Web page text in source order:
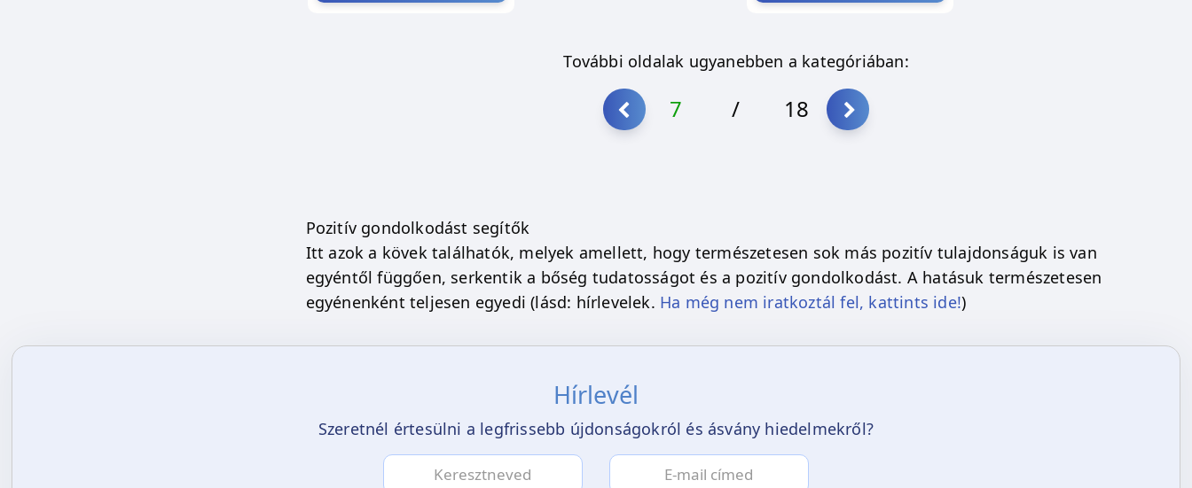
További oldalak ugyanebben a kategóriában:
7 / 18
Pozitív gondolkodást segítők
Itt azok a kövek találhatók, melyek amellett, hogy természetesen sok más pozitív tulajdonságuk is van
egyéntől függően, serkentik a bőség tudatosságot és a pozitív gondolkodást. A hatásuk természetesen
egyénenként teljesen egyedi (lásd: hírlevelek. Ha még nem iratkoztál fel, kattints ide!)
Hírlevél
Szeretnél értesülni a legfrissebb újdonságokról és ásvány hiedelmekről?